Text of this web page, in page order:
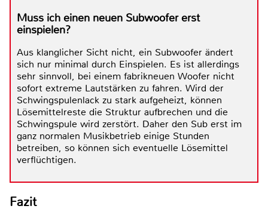
Muss ich einen neuen Subwoofer erst
einspielen?
Aus klanglicher Sicht nicht, ein Subwoofer ändert
sich nur minimal durch Einspielen. Es ist allerdings
sehr sinnvoll, bei einem fabrikneuen Woofer nicht
sofort extreme Lautstärken zu fahren. Wird der
Schwingspulenlack zu stark aufgeheizt, können
Lösemittelreste die Struktur aufbrechen und die
Schwingspule wird zerstört. Daher den Sub erst im
ganz normalen Musikbetrieb einige Stunden
betreiben, so können sich eventuelle Lösemittel
verflüchtigen.
Fazit